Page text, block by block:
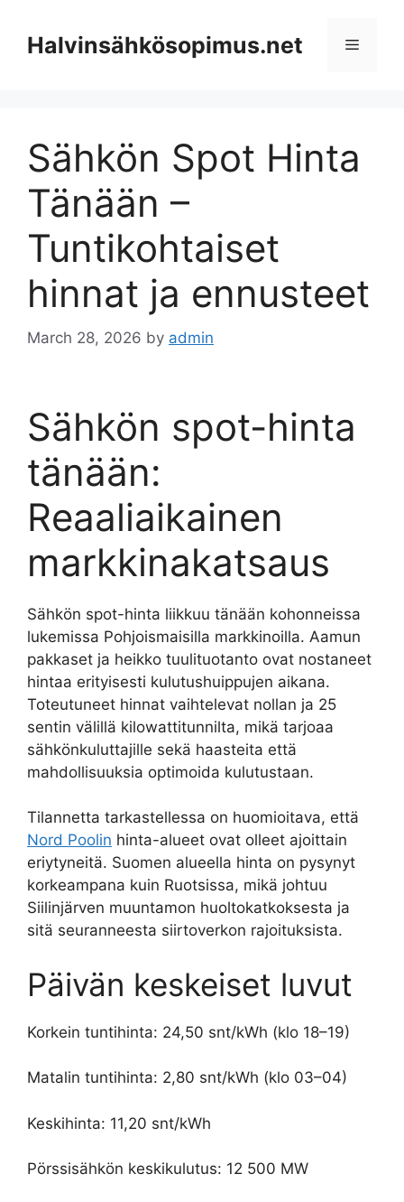
contentHalvinsähkösopimus.net Menu
Sähkön Spot Hinta
Tänään –
Tuntikohtaiset
hinnat ja ennusteet
March 28, 2026 by admin
Sähkön spot-hinta
tänään:
Reaaliaikainen
markkinakatsaus
Sähkön spot-hinta liikkuu tänään kohonneissa
lukemissa Pohjoismaisilla markkinoilla. Aamun
pakkaset ja heikko tuulituotanto ovat nostaneet
hintaa erityisesti kulutushuippujen aikana.
Toteutuneet hinnat vaihtelevat nollan ja 25
sentin välillä kilowattitunnilta, mikä tarjoaa
sähkönkuluttajille sekä haasteita että
mahdollisuuksia optimoida kulutustaan.
Tilannetta tarkastellessa on huomioitava, että
Nord Poolin hinta-alueet ovat olleet ajoittain
eriytyneitä. Suomen alueella hinta on pysynyt
korkeampana kuin Ruotsissa, mikä johtuu
Siilinjärven muuntamon huoltokatkoksesta ja
sitä seuranneesta siirtoverkon rajoituksista.
Päivän keskeiset luvut
Korkein tuntihinta: 24,50 snt/kWh (klo 18–19)
Matalin tuntihinta: 2,80 snt/kWh (klo 03–04)
Keskihinta: 11,20 snt/kWh
Pörssisähkön keskikulutus: 12 500 MW